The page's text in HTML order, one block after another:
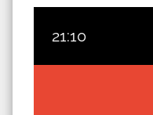
21:10